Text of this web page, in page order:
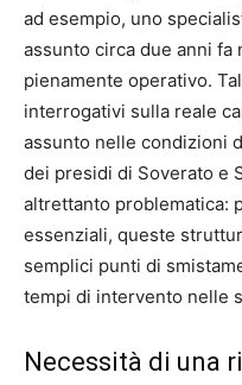
ad esempio, uno
assunto circa due anni
pienamente operativo.
interrogativi sulla reale
assunto nelle condizioni
dei presidi di Soverato e
altrettanto problematica:
essenziali, queste
semplici punti di
tempi di intervento nelle
Necessità di una